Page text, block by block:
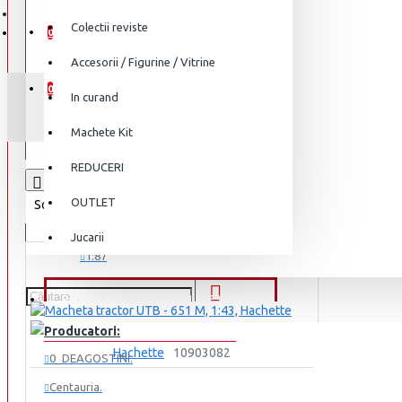
0
0
Colectii reviste
Accesorii / Figurine / Vitrine
In curand
Machete Kit
REDUCERI
OUTLET
Jucarii
1:24
1:64
1:72
1:87
1:100
Vezi mai mult...
Marca
Accesorii
PRESA - COLECTII REVISTE
Producatori:
0_DEAGOSTINI.
Centauria.
Sortare
Hachette 10903082
MACHETA TRACTOR UTB - 651 M, 1:43,